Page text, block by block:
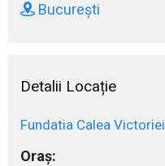
București
Detalii Locație
Fundatia Calea Victoriei
Oraș: